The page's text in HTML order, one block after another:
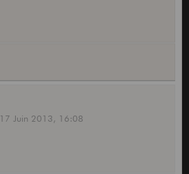
17 Juin 2013, 16:08